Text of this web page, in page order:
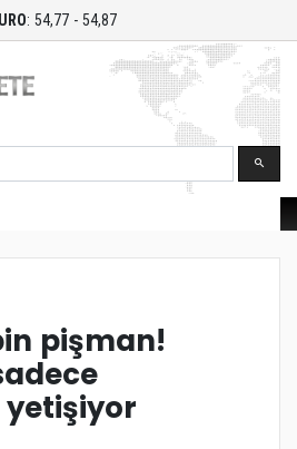
: 54,77 - 54,87
pişman!
yetişiyor